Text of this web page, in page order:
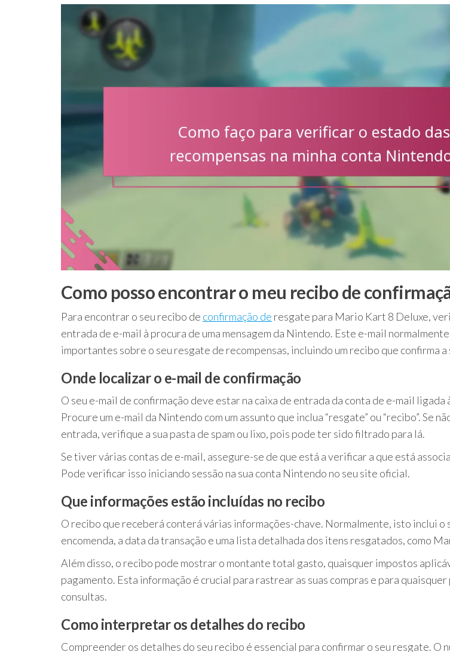
Como posso encontrar o meu recibo de
Para encontrar o seu recibo de confirmação de resgate para Mario Kart 8 Deluxe,
entrada de e-mail à procura de uma mensagem da Nintendo. Este e-mail
importantes sobre o seu resgate de recompensas, incluindo um recibo que confirma a
Onde localizar o e-mail de confirmação
O seu e-mail de confirmação deve estar na caixa de entrada da conta de e-mail ligada
Procure um e-mail da Nintendo com um assunto que inclua “resgate” ou “recibo”. Se
entrada, verifique a sua pasta de spam ou lixo, pois pode ter sido filtrado para lá.
Se tiver várias contas de e-mail, assegure-se de que está a verificar a que está
Pode verificar isso iniciando sessão na sua conta Nintendo no seu site oficial.
Que informações estão incluídas no recibo
O recibo que receberá conterá várias informações-chave. Normalmente, isto inclui o
encomenda, a data da transação e uma lista detalhada dos itens resgatados, como
Além disso, o recibo pode mostrar o montante total gasto, quaisquer impostos
pagamento. Esta informação é crucial para rastrear as suas compras e para
consultas.
Como interpretar os detalhes do recibo
Compreender os detalhes do seu recibo é essencial para confirmar o seu resgate. O